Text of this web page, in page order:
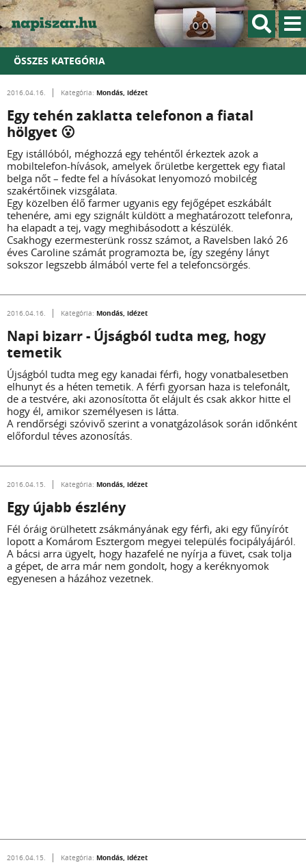
ÖSSZES KATEGÓRIA
2016.04.16. Kategória: Mondás, idézet
Egy tehén zaklatta telefonon a fiatal
hölgyet 😮
Egy istállóból, méghozzá egy tehéntől érkeztek azok a
mobiltelefon-hívások, amelyek őrületbe kergettek egy fiatal
belga nőt – fedte fel a hívásokat lenyomozó mobilcég
szakértőinek vizsgálata.
Egy közelben élő farmer ugyanis egy fejőgépet eszkábált
tehenére, ami egy szignált küldött a meghatározott telefonra,
ha elapadt a tej, vagy meghibásodott a készülék.
Csakhogy ezermesterünk rossz számot, a Ravelsben lakó 26
éves Caroline számát programozta be, így szegény lányt
sokszor legszebb álmából verte fel a telefoncsörgés.
2016.04.16. Kategória: Mondás, idézet
Napi bizarr - Újságból tudta meg, hogy
temetik
Újságból tudta meg egy kanadai férfi, hogy vonatbalesetben
elhunyt és a héten temetik. A férfi gyorsan haza is telefonált,
de a testvére, aki azonosította őt elájult és csak akkor hitte el
hogy él, amikor személyesen is látta.
A rendőrségi szóvivő szerint a vonatgázolások során időnként
előfordul téves azonosítás.
2016.04.15. Kategória: Mondás, idézet
Egy újabb észlény
Fél óráig örülhetett zsákmányának egy férfi, aki egy fűnyírót
lopott a Komárom ­Esztergom megyei település focipályájáról.
A bácsi arra ügyelt, hogy hazafelé ne nyírja a füvet, csak tolja
a gépet, de arra már nem gondolt, hogy a keréknyomok
egyenesen a házához vezetnek.
2016.04.15. Kategória: Mondás, idézet